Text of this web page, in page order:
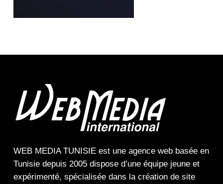
WEB MEDIA TUNISIEest une agence webbasée en
Tunisie depuis 2005 dispose d’une équipe jeune et
expérimenté, spécialisée dans la création de site